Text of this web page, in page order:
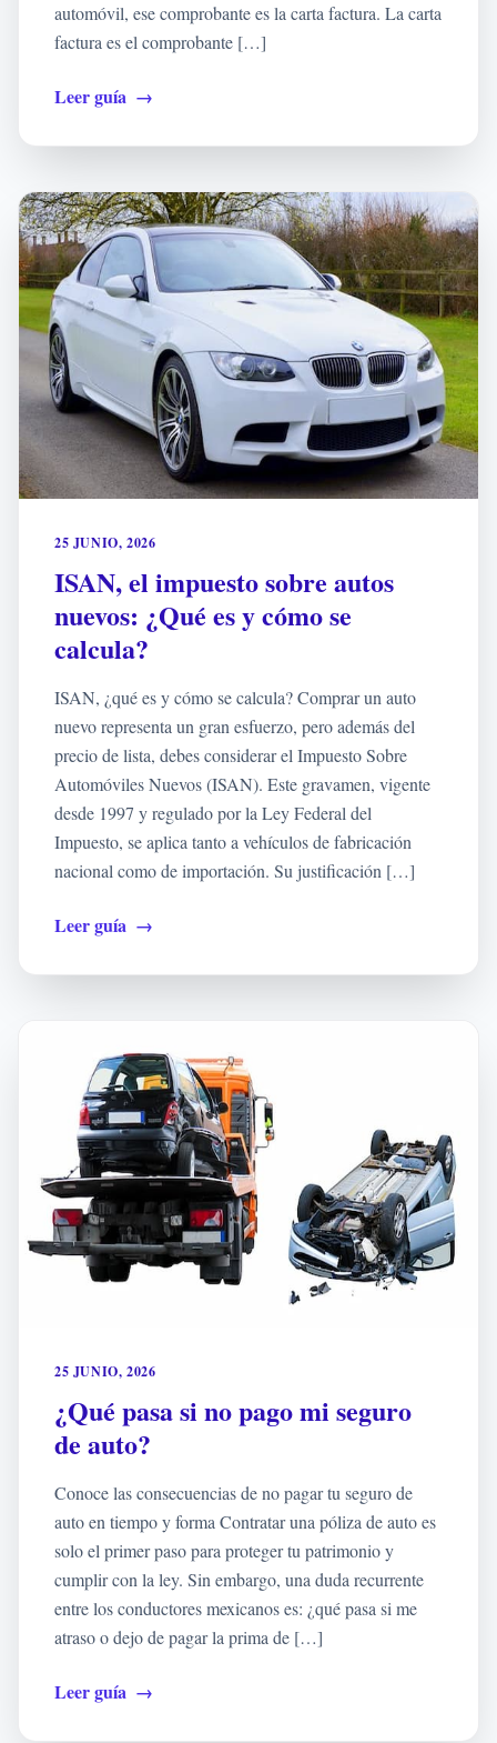
automóvil, ese comprobante es la carta factura. La carta
factura es el comprobante […]
Leer guía →
25 JUNIO, 2026
ISAN, el impuesto sobre autos
nuevos: ¿Qué es y cómo se
calcula?
ISAN, ¿qué es y cómo se calcula? Comprar un auto
nuevo representa un gran esfuerzo, pero además del
precio de lista, debes considerar el Impuesto Sobre
Automóviles Nuevos (ISAN). Este gravamen, vigente
desde 1997 y regulado por la Ley Federal del
Impuesto, se aplica tanto a vehículos de fabricación
nacional como de importación. Su justificación […]
Leer guía →
25 JUNIO, 2026
¿Qué pasa si no pago mi seguro
de auto?
Conoce las consecuencias de no pagar tu seguro de
auto en tiempo y forma Contratar una póliza de auto es
solo el primer paso para proteger tu patrimonio y
cumplir con la ley. Sin embargo, una duda recurrente
entre los conductores mexicanos es: ¿qué pasa si me
atraso o dejo de pagar la prima de […]
Leer guía →